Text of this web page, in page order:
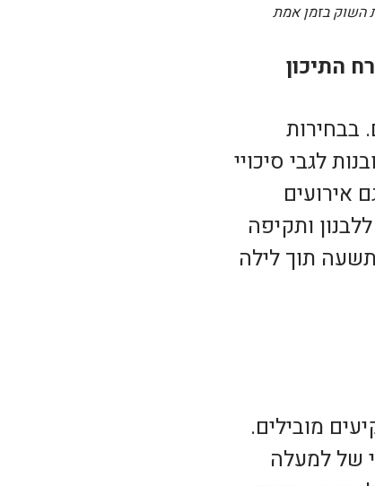
השוק בזמן אמת
התיכון
בבחירות
לגבי סיכויי
אירועים
ותקיפה
תוך לילה
מובילים.
דולר לפי שווי של למעלה